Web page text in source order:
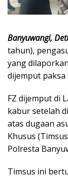
Banyuwangi,
tahun),
yang
dijemput
FZ dijemput di
kabur setelah
atas dugaan
Khusus
Polresta
Timsus ini